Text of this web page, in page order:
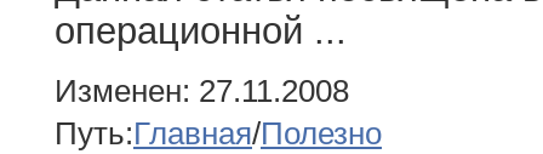
операционной ...
Изменен: 27.11.2008
Путь:Главная/Полезно